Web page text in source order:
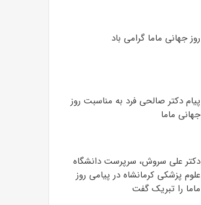
روز جهانی ماما گرامی باد
پیام دکتر صالحی فرد به مناسبت روز
جهانی ماما
دکتر علی سروش، سرپرست دانشگاه
علوم پزشکی کرمانشاه در پیامی روز
ماما را تبریک گفت